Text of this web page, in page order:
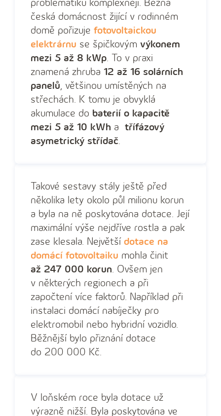
problematiku komplexněji. Běžná
česká domácnost žijící v rodinném
domě pořizuje fotovoltaickou
elektrárnu se špičkovým výkonem
mezi 5 až 8 kWp. To v praxi
znamená zhruba 12 až 16 solárních
panelů, většinou umístěných na
střechách. K tomu je obvyklá
akumulace do baterií o kapacitě
mezi 5 až 10 kWh a třífázový
asymetrický střídač.
Takové sestavy stály ještě před
několika lety okolo půl milionu korun
a byla na ně poskytována dotace. Její
maximální výše nejdříve rostla a pak
zase klesala. Největší dotace na
domácí fotovoltaiku mohla činit
až 247 000 korun. Ovšem jen
v některých regionech a při
započtení více faktorů. Například při
instalaci domácí nabíječky pro
elektromobil nebo hybridní vozidlo.
Běžnější bylo přiznání dotace
do 200 000 Kč.
V loňském roce byla dotace už
výrazně nižší. Byla poskytována ve